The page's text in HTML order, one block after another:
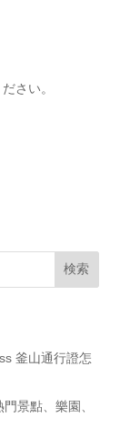
さい。
検索
釜山通行證怎
景點、樂園、